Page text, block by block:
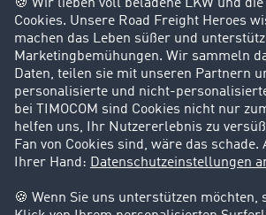
Success Stories
Karriere
Support
Kontakt
Rechtliches